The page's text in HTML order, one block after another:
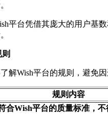
平台凭借其庞大的用户基
解Wish平台的规则，避免
规则内容
合Wish平台的质量标准，不